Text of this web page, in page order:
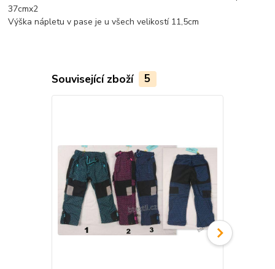
37cmx2
Výška nápletu v pase je u všech velikostí 11,5cm
Související zboží 5